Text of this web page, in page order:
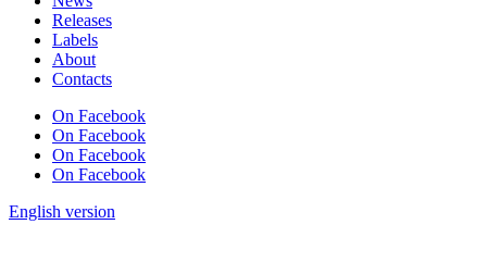
Releases
Labels
About
Contacts
On Facebook
On Facebook
On Facebook
On Facebook
English version